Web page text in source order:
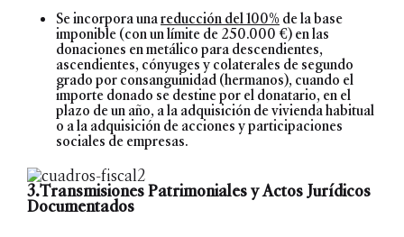
Se incorpora una reducción del 100% de la base
imponible (con un límite de 250.000 €) en las
donaciones en metálico para descendientes,
ascendientes, cónyuges y colaterales de segundo
grado por consanguinidad (hermanos), cuando el
importe donado se destine por el donatario, en el
plazo de un año, a la adquisición de vivienda habitual
o a la adquisición de acciones y participaciones
sociales de empresas.
3.Transmisiones Patrimoniales y Actos Jurídicos
Documentados